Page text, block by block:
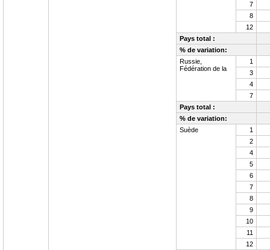
7
8
12
Pays total :
% de variation:
Russie,
Fédération de la
1
3
4
7
Pays total :
% de variation:
Suède
1
2
4
5
6
7
8
9
10
11
12